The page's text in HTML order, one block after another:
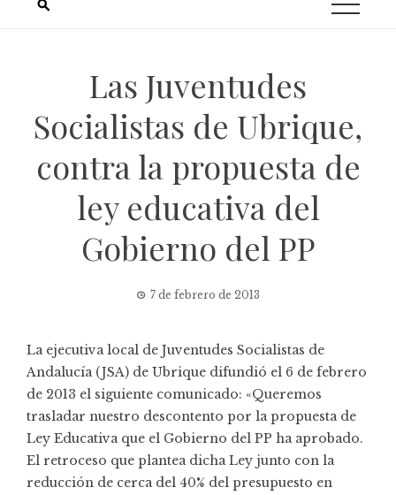
Las Juventudes
Socialistas de Ubrique,
contra la propuesta de
ley educativa del
Gobierno del PP
7 de febrero de 2013
La ejecutiva local de Juventudes Socialistas de
Andalucía (JSA) de Ubrique difundió el 6 de febrero
de 2013 el siguiente comunicado: «Queremos
trasladar nuestro descontento por la propuesta de
Ley Educativa que el Gobierno del PP ha aprobado.
El retroceso que plantea dicha Ley junto con la
reducción de cerca del 40% del presupuesto en